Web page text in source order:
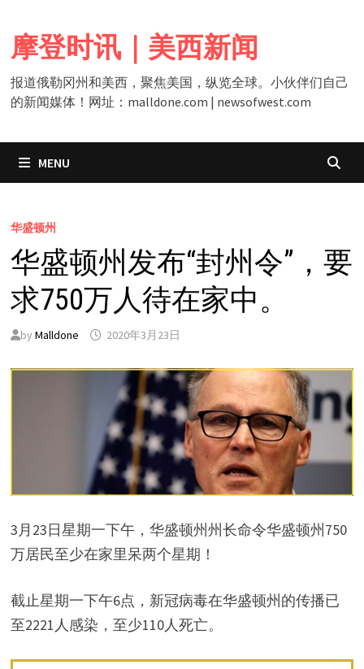
content
摩登时讯｜美西新闻
报道俄勒冈州和美西，聚焦美国，纵览全球。小伙伴们自己
的新闻媒体！网址：malldone.com | newsofwest.com
MENU
华盛顿州
华盛顿州发布“封州令”，要
求750万人待在家中。
by Malldone 2020年3月23日
3月23日星期一下午，华盛顿州州长命令华盛顿州750
万居民至少在家里呆两个星期！
截止星期一下午6点，新冠病毒在华盛顿州的传播已
至2221人感染，至少110人死亡。